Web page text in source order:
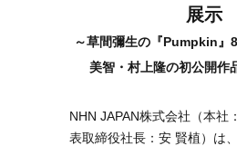
展示
～草間彌生の『Pumpkin』
美智・村上隆の初公開作
NHN JAPAN株式会社（本社
表取締役社長：安 賢植）は